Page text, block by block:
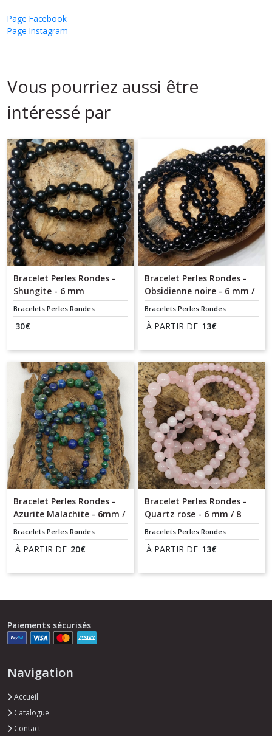
Page Facebook
Page Instagram
Vous pourriez aussi être
intéressé par
Bracelet Perles Rondes -
Shungite - 6 mm
Bracelets Perles Rondes
30€
Bracelet Perles Rondes -
Obsidienne noire - 6 mm /
8 mm
Bracelets Perles Rondes
À PARTIR DE 13€
Bracelet Perles Rondes -
Azurite Malachite - 6mm /
8 mm
Bracelets Perles Rondes
À PARTIR DE 20€
Bracelet Perles Rondes -
Quartz rose - 6 mm / 8
mm / 10 mm
Bracelets Perles Rondes
À PARTIR DE 13€
Paiements sécurisés
Navigation
Accueil
Catalogue
Contact